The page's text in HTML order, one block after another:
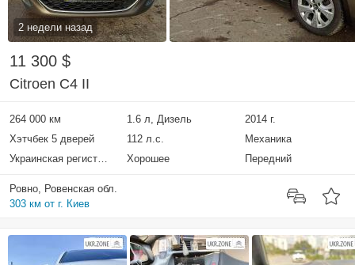
2 недели назад
11 300 $
Citroen C4 II
264 000 км 1.6 л, Дизель
2014 г.
Хэтчбек 5 дверей
112 л.с.
Механика
Украинская регистрация
Хорошее Передний
Ровно, Ровенская обл.
303 км от г. Киев